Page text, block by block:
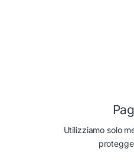
Utilizziamo solo